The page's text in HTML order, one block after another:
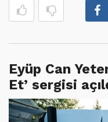
Eyüp Can
Et’ sergisi